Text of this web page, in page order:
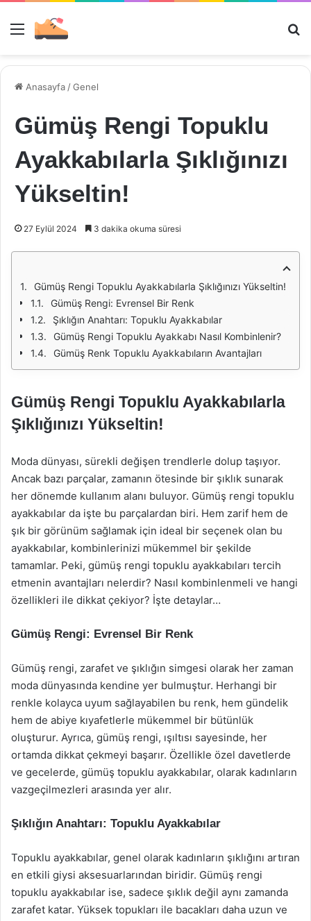
Menü
Anasayfa /Genel
Gümüş Rengi Topuklu
Ayakkabılarla Şıklığınızı
Yükseltin!
27 Eylül 2024 3 dakika okuma süresi
Gümüş Rengi Topuklu Ayakkabılarla Şıklığınızı Yükseltin!
Gümüş Rengi: Evrensel Bir Renk
Şıklığın Anahtarı: Topuklu Ayakkabılar
Gümüş Rengi Topuklu Ayakkabı Nasıl Kombinlenir?
Gümüş Renk Topuklu Ayakkabıların Avantajları
Gümüş Rengi Topuklu Ayakkabılarla
Şıklığınızı Yükseltin!
Moda dünyası, sürekli değişen trendlerle dolup taşıyor.
Ancak bazı parçalar, zamanın ötesinde bir şıklık sunarak
her dönemde kullanım alanı buluyor. Gümüş rengi topuklu
ayakkabılar da işte bu parçalardan biri. Hem zarif hem de
şık bir görünüm sağlamak için ideal bir seçenek olan bu
ayakkabılar, kombinlerinizi mükemmel bir şekilde
tamamlar. Peki, gümüş rengi topuklu ayakkabıları tercih
etmenin avantajları nelerdir? Nasıl kombinlenmeli ve hangi
özellikleri ile dikkat çekiyor? İşte detaylar…
Gümüş Rengi: Evrensel Bir Renk
Gümüş rengi, zarafet ve şıklığın simgesi olarak her zaman
moda dünyasında kendine yer bulmuştur. Herhangi bir
renkle kolayca uyum sağlayabilen bu renk, hem gündelik
hem de abiye kıyafetlerle mükemmel bir bütünlük
oluşturur. Ayrıca, gümüş rengi, ışıltısı sayesinde, her
ortamda dikkat çekmeyi başarır. Özellikle özel davetlerde
ve gecelerde, gümüş topuklu ayakkabılar, olarak kadınların
vazgeçilmezleri arasında yer alır.
Şıklığın Anahtarı: Topuklu Ayakkabılar
Topuklu ayakkabılar, genel olarak kadınların şıklığını artıran
en etkili giysi aksesuarlarından biridir. Gümüş rengi
topuklu ayakkabılar ise, sadece şıklık değil aynı zamanda
zarafet katar. Yüksek topukları ile bacakları daha uzun ve